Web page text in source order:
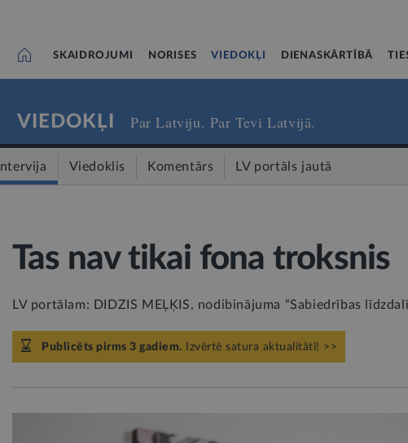
SKAIDROJUMI NORISES VIEDOKĻI DIENASKĀRTĪBĀ
VIEDOKĻI Par Latviju. Par Tevi Latvijā.
Intervija Viedoklis Komentārs LV portāls jautā
Tas nav tikai fona troksnis
LV portālam: DIDZIS MEĻĶIS, nodibinājuma “Sabiedrības
Publicēts pirms 3 gadiem. Izvērtē satura aktualitāti! >>